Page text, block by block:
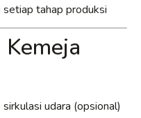
setiap tahap produksi
udara (opsional)